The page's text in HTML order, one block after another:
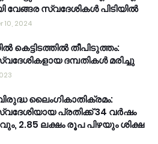
വേങ്ങര സ്വദേശികൾ പിടിയിൽ
10, 2024
തീപിടുത്തം:
ദമ്പതികൾ മരിച്ചു
ലൈംഗികാതിക്രമം:
പ്രതിക്ക് 34 വര്‍ഷം
2.85 ലക്ഷം രൂപ പിഴയും ശിക്ഷ